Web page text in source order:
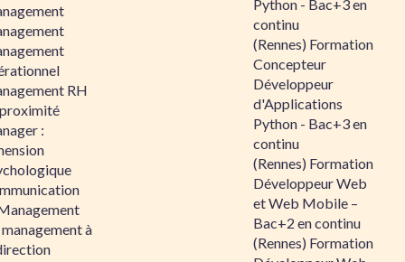
RH
:
à
Python - Bac+3 en
continu
(Rennes) Formation
Concepteur
Développeur
d'Applications
Python - Bac+3 en
continu
(Rennes) Formation
Développeur Web
et Web Mobile –
Bac+2 en continu
(Rennes) Formation